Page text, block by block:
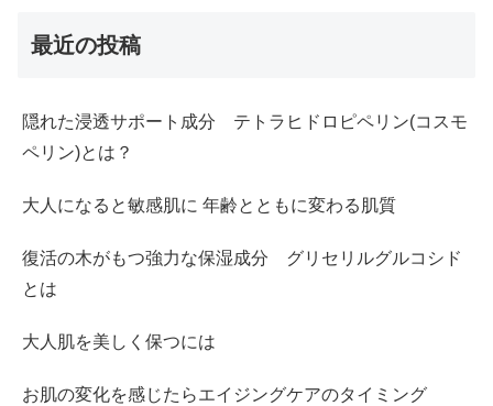
最近の投稿
隠れた浸透サポート成分 テトラヒドロピペリン(コスモ
ペリン)とは？
大人になると敏感肌に 年齢とともに変わる肌質
復活の木がもつ強力な保湿成分 グリセリルグルコシド
とは
大人肌を美しく保つには
お肌の変化を感じたらエイジングケアのタイミング